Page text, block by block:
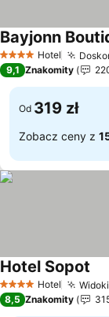
4 KategoriaHotel
Bayjonn
9,1 Znakomity
Od 319 zł
Zobacz ceny z
4 KategoriaHotel
Hotel Sopot
8,5 Znakomity